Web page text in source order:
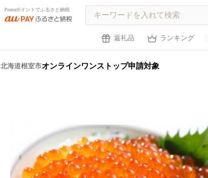
Pontaポイントでふるさと納税
返礼品 ランキング
北海道根室市オンラインワンストップ申請対象